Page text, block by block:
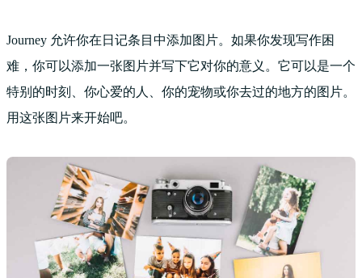
Journey 允许你在日记条目中添加图片。如果你发现写作困
难，你可以添加一张图片并写下它对你的意义。它可以是一个
特别的时刻、你心爱的人、你的宠物或你去过的地方的图片。
用这张图片来开始吧。